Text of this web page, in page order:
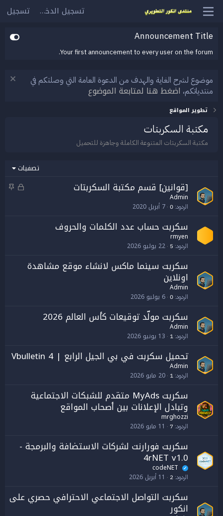
تسجيل الدخول تسجيل
Announcement Title
Your first announcement to every user on the forum.
موضوع لشرح الغاية والهدف من الدعوة العامة التي وصلتكم في
منتدياتكم، اضغط هنا لمتابعة الموضوع
تطوير المواقع
مكتبة السكربتات
مكتبة السكربتات المتنوعة الكاملة وجاهزة للتحميل
تصفيات
م
م
[قوانين] قسم مكتبة السكربتات
Admin
الردود 0 7 أبريل 2020
سكربت حساب عدد الكلمات والحروف
rmyen
الردود 5 22 يوليو 2026
سكربت سينما ماكس لانشاء موقع مشاهدة
اونلاين
Admin
الردود 0 6 يوليو 2026
سكربت مولّد توقيعات كأس العالم 2026
Admin
الردود 1 13 يونيو 2026
تحميل سكربت في بي الجيل الرابع | Vbulletin 4
Admin
الردود 1 20 مايو 2026
سكربت MyAds متقدم للشبكات الاجتماعية
وتبادل الإعلانات بين أصحاب المواقع
mrghozzi
الردود 7 11 مايو 2026
سكربت فورارنت لشركات الاستضافة والبرمجة -
4rNET v1.0
codeNET ✓
الردود 2 11 أبريل 2026
سكربت التواصل الاجتماعي الاحترافي حصري على
انكور